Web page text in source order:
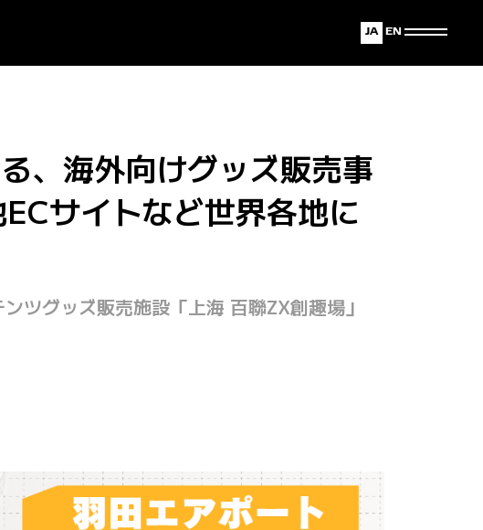
English
Japanese
、海外向けグッズ販売事
サイトなど世界各地に
ツグッズ販売施設「上海 百聯ZX創趣場」